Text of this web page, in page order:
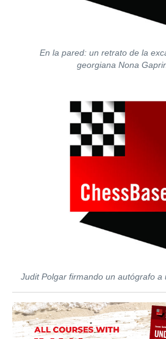
En la pared: un retrato de la
georgiana Nona
Judit Polgar firmando un autógrafo